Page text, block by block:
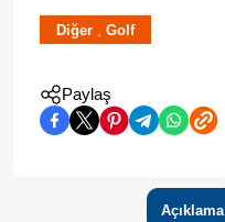
Diğer Golf
Paylaş
Açıklama